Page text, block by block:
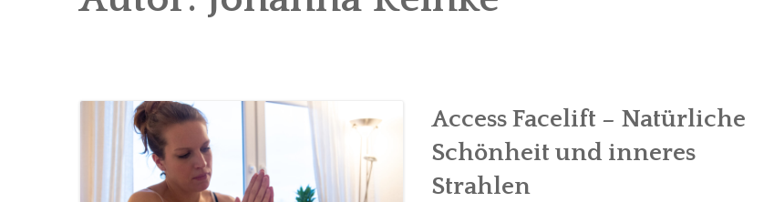
Access Facelift – Natürliche
Schönheit und inneres
Strahlen